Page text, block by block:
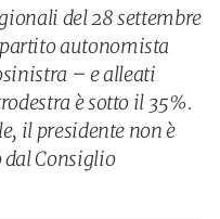
del 28 settembre
autonomista
– e alleati
è sotto il 35%.
il presidente non è
Consiglio